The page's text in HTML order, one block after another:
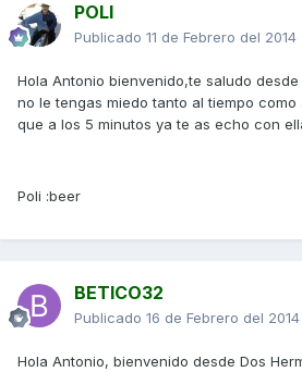
POLI
Publicado 11 de Febrero del 2014
Hola Antonio bienvenido,te saludo desde
no le tengas miedo tanto al tiempo
que a los 5 minutos ya te as echo con
Poli :beer
BETICO32
Publicado 16 de Febrero del 2014
Hola Antonio, bienvenido desde Dos